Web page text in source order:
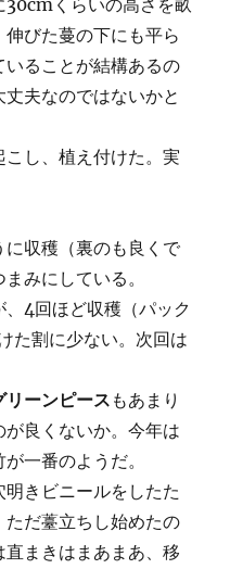
びた蔓の下にも平ら
ることが結構あるの
夫なのではないかと
し、植え付けた。実
に収穫（裏のも良くで
みにしている。
4回ほど収穫（パック
た割に少ない。次回は
リーンピースもあまり
良くないか。今年は
一番のようだ。
きビニールをしたた
だ薹立ちし始めたの
まきはまあまあ、移